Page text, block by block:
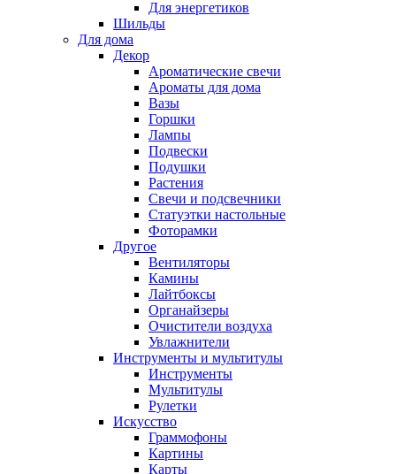
Для энергетиков
Шильды
Для дома
Декор
Ароматические свечи
Ароматы для дома
Вазы
Горшки
Лампы
Подвески
Подушки
Растения
Свечи и подсвечники
Статуэтки настольные
Фоторамки
Другое
Вентиляторы
Камины
Лайтбоксы
Органайзеры
Очистители воздуха
Увлажнители
Инструменты и мультитулы
Инструменты
Мультитулы
Рулетки
Искусство
Граммофоны
Картины
Карты